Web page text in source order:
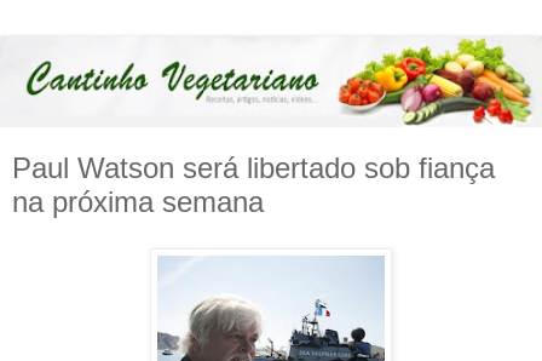
Paul Watson será libertado sob fiança
na próxima semana